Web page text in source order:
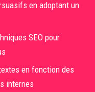
en adoptant un
SEO pour
en fonction des
internes